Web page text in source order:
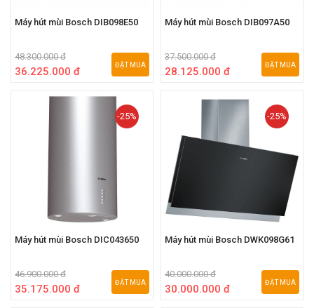
Máy hút mùi Bosch DIB098E50
48.300.000 đ
36.225.000 đ
ĐẶT MUA
Máy hút mùi Bosch DIB097A50
37.500.000 đ
28.125.000 đ
ĐẶT MUA
-25%
Máy hút mùi Bosch DIC043650
46.900.000 đ
35.175.000 đ
ĐẶT MUA
-25%
Máy hút mùi Bosch DWK098G61
40.000.000 đ
30.000.000 đ
ĐẶT MUA